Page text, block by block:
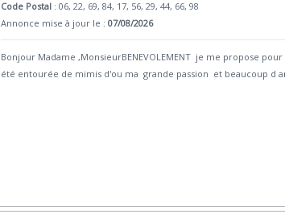
Code Postal : 06, 22, 69, 84, 17, 56, 29, 44, 66, 98
Annonce mise à jour le :07/08/2026
Bonjour Madame ,MonsieurBENEVOLEMENT je me propose
été entourée de mimis d'ou ma grande passion et beaucoup d